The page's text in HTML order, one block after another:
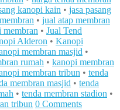
kanopi kain • jasa pasang
• jual atap membran
membran • Jual Tend
Alderon • Kanopi
membran masjid •
rumah • kanopi membran
membran tribun • tenda
membran masjid • tenda
• tenda membran stadion •
tribun 0 Comments